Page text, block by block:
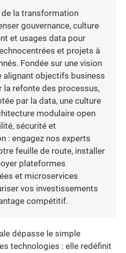
de la transformation
gouvernance, culture
et usages data pour
et projets à
Fondée sur une vision
alignant objectifs business
la refonte des processus,
par la data, une culture
modulaire open
sécurité et
: engagez nos experts
feuille de route, installer
plateformes
et microservices
vos investissements
compétitif.
dépasse le simple
technologies : elle redéfinit